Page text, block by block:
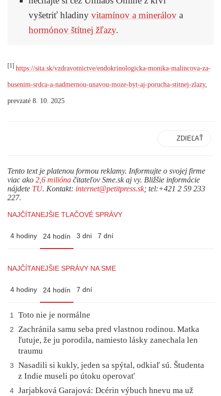
vyšetriť hladiny vitamínov a minerálova
hormónov štítnej žľazy.
[1] https://sita.sk/vzdravotnictve/endokrinologicka-monika-malincova-za-
busenim-srdca-a-nadmernou-unavou-moze-byt-aj-porucha-stitnej-zlazy,
prevzaté 8. 10. 2025
ZDIEĽAŤ
Tento text je platenou formou reklamy. Informujte o svojej firme
viac ako 2,6 milióna čitateľov Sme.sk aj vy. Bližšie informácie
nájdete TU. Kontakt: internet@petitpress.sk; tel:+421 2 59 233
227.
NAJČÍTANEJŠIE TLAČOVÉ SPRÁVY
4 hodiny 24 hodín 3 dni 7 dní
NAJČÍTANEJŠIE SPRÁVY NA SME
4 hodiny 24 hodín 7 dní
1 Toto nie je normálne
2
Zachránila samu seba pred vlastnou rodinou. Matka
ľutuje, že ju porodila, namiesto lásky zanechala len
traumu
3
Nasadili si kukly, jeden sa spýtal, odkiaľ sú. Študenta
z Indie museli po útoku operovať
4 Jarjabková Garajová: Dcérin výbuch hnevu ma už